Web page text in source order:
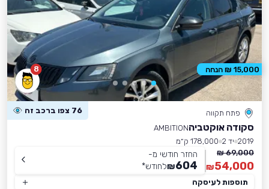
8
פתח תקווה 76 צפו ברכב זה
סקודה אוקטביהAMBITION
2019 יד 2
178,000 ק״מ
69,000 ₪
54,000
₪
החזר חודשי מ-
604
₪לחודש*
תוספות לעיסקה
15,000 ₪ הנחה